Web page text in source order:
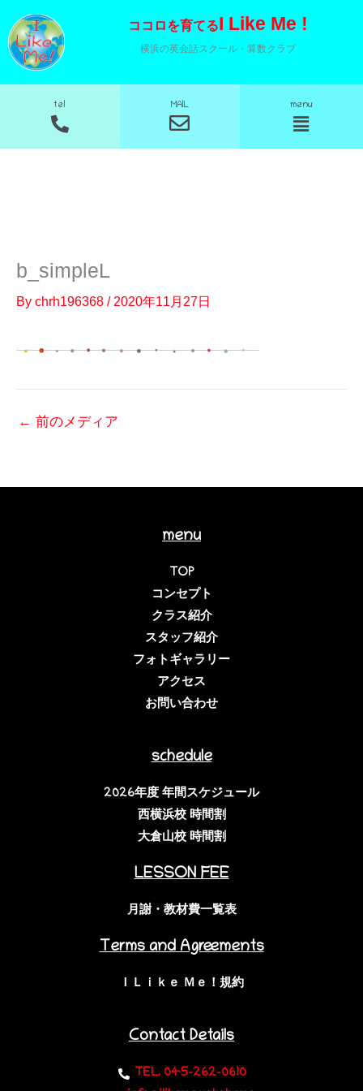
容
を
ス
ココロを育てるI Like Me !
横浜の英会話スクール・算数クラブ
tel
メ
ニ
ュ
MAIL menu
メ
ニ
ュ
b_simpleL
By chrh196368 / 2020年11月27日
← 前のメディア
Contact Details
TEL. 045-262-0610
schedule
2026年度 年間スケジュール
西横浜校 時間割
大倉山校 時間割
LESSON FEE
月謝・教材費一覧表
Terms and Agreements
ＩＬｉｋｅ Ｍｅ！規約
menu
TOP
コンセプト
クラス紹介
スタッフ紹介
フォトギャラリー
アクセス
お問い合わせ